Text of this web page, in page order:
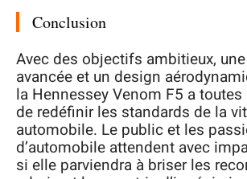
Conclusion
Avec des objectifs ambitieux,
avancée et un design
la Hennessey Venom F5 a
de redéfinir les standards de la
automobile. Le public et les
d’automobile attendent avec
si elle parviendra à briser les